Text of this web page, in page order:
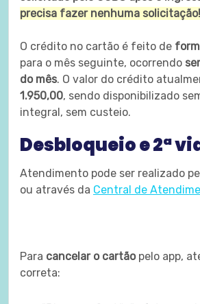
precisa fazer nenhuma solicitação!
O crédito no cartão é feito de
para o mês seguinte, ocorrendo
do mês. O valor do crédito
1.950,00, sendo disponibilizado
integral, sem custeio.
Desbloqueio e 2ª
Atendimento pode ser realizado
ou através da Central de
Para cancelar o cartãopelo app,
correta: